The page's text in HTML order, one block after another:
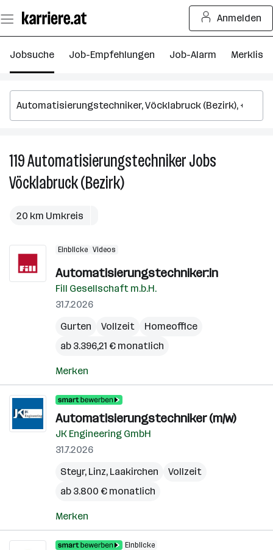
Seiteninhalt
springen
Anmelden
Jobsuche Job-Empfehlungen Job-Alarm Merkliste
119AutomatisierungstechnikerJobs
Vöcklabruck (Bezirk)
20 km Umkreis
Einblicke Videos
Automatisierungstechniker:in
Fill Gesellschaft m.b.H.
31.7.2026
Gurten
Vollzeit
Homeoffice
ab 3.396,21 € monatlich
Merken
Automatisierungstechniker (m/w)
JK Engineering GmbH
31.7.2026
Steyr, Linz, Laakirchen
Vollzeit
ab 3.800 € monatlich
Merken
Einblicke